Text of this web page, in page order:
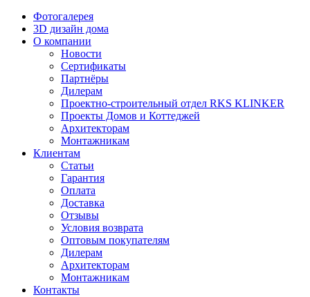
Фотогалерея
3D дизайн дома
О компании
Новости
Сертификаты
Партнёры
Дилерам
Проектно-строительный отдел RKS KLINKER
Проекты Домов и Коттеджей
Архитекторам
Монтажникам
Клиентам
Статьи
Гарантия
Оплата
Доставка
Отзывы
Условия возврата
Оптовым покупателям
Дилерам
Архитекторам
Монтажникам
Контакты